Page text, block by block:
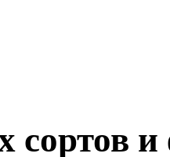
сортов и